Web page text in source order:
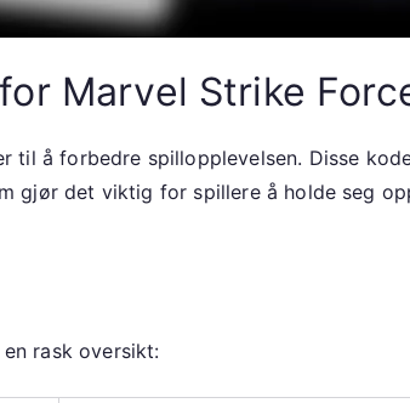
Marvel Strike
til å forbedre spillopplevelsen. Disse
gjør det viktig for spillere å holde seg
rask oversikt: